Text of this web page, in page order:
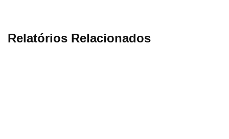
Relatórios Relacionados